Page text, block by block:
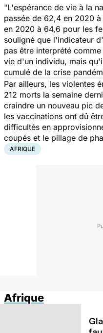
"L'espérance de vie à la
passée de 62,4 en 2020
en 2020 à 64,6 pour les
souligné que l'indicateur
pas être interprété
vie d'un individu, mais
cumulé de la crise
Par ailleurs, les violentes
212 morts la semaine
craindre un nouveau pic
les vaccinations ont dû
difficultés en
coupés et le pillage de
AFRIQUE
Afrique